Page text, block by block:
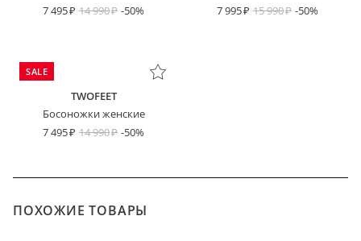
7 495
14 990 -50%
7 995
15 990 -50%
SALE
TWOFEET
Босоножки женские
7 495
14 990 -50%
ПОХОЖИЕ ТОВАРЫ